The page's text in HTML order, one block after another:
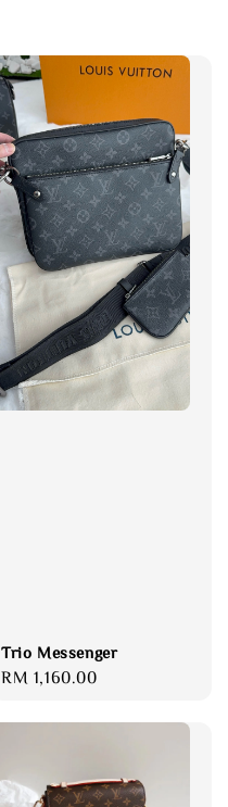
Trio Messenger
Regular
RM 1,160.00